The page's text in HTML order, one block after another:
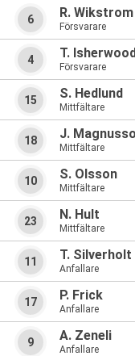
6 R. Wikstrom
Försvarare
4 T.
Försvarare
15 S. Hedlund
Mittfältare
18 J.
Mittfältare
10 S. Olsson
Mittfältare
23 N. Hult
Mittfältare
11 T. Silverholt
Anfallare
17 P. Frick
Anfallare
9 A. Zeneli
Anfallare